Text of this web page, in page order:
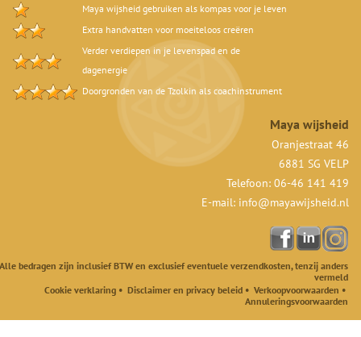
Maya wijsheid gebruiken als kompas voor je leven
Extra handvatten voor moeiteloos creëren
Verder verdiepen in je levenspad en de
dagenergie
Doorgronden van de Tzolkin als coachinstrument
Maya wijsheid
Oranjestraat 46
6881 SG VELP
Telefoon: 06-46 141 419
E-mail: info@mayawijsheid.nl
Alle bedragen zijn inclusief BTW en exclusief eventuele verzendkosten, tenzij anders
vermeld
Cookie verklaring • Disclaimer en privacy beleid • Verkoopvoorwaarden •
Annuleringsvoorwaarden